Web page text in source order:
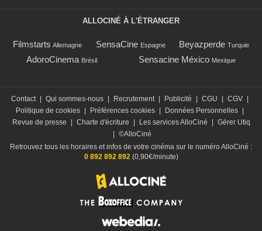
ALLOCINÉ À L'ÉTRANGER
Filmstarts Allemagne SensaCine Espagne Beyazperde Turquie
AdoroCinema Brésil Sensacine México Mexique
Contact Qui sommes-nous Recrutement Publicité CGU CGV
Politique de cookies
Préférences cookies Données Personnelles
Revue de presse
Charte d'écriture Les services AlloCiné
Gérer Utiq
©AlloCiné
Retrouvez tous les horaires et infos de votre cinéma sur le numéro AlloCiné :
0 892 892 892(0,90€/minute)